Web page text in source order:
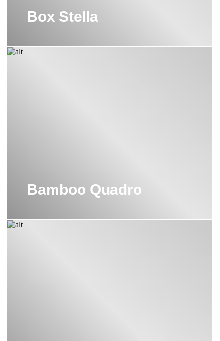
Box Stella
Bamboo Quadro